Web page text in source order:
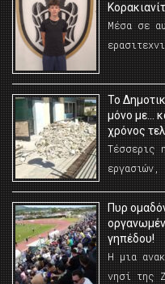
Μέσα σε
Το
μόνο με…
χρόνος
Τέσσερις
εργασιών,
Πυρ
γηπέδου!
Η μια
νησί της